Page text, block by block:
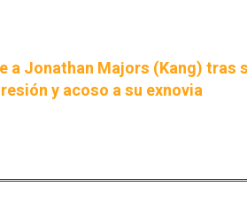
a Jonathan Majors (Kang) tras
y acoso a su exnovia